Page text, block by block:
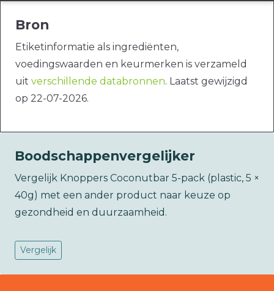
Bron
Etiketinformatie als ingrediënten,
voedingswaarden en keurmerken is verzameld
uit verschillende databronnen. Laatst gewijzigd
op 22-07-2026.
Boodschappenvergelijker
Vergelijk Knoppers Coconutbar 5-pack (plastic, 5 ×
40g) met een ander product naar keuze op
gezondheid en duurzaamheid.
Vergelijk